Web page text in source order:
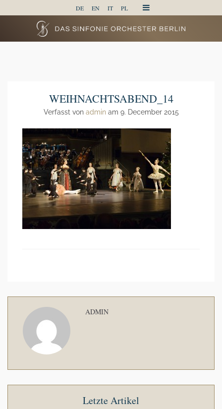
DE EN IT PL
WEIHNACHTSABEND_14
Verfasst von adminam 9. December 2015
ADMIN
Letzte Artikel